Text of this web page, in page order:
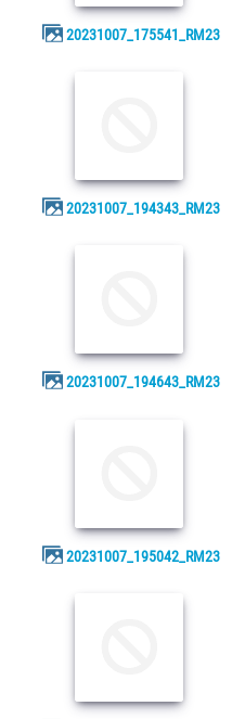
20231007_175541_RM23
20231007_194343_RM23
20231007_194643_RM23
20231007_195042_RM23